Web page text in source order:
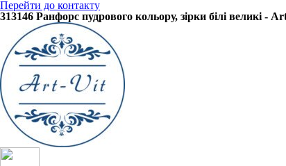
Перейти до контакту
313146 Ранфорс пудрового кольору, зірки білі великі